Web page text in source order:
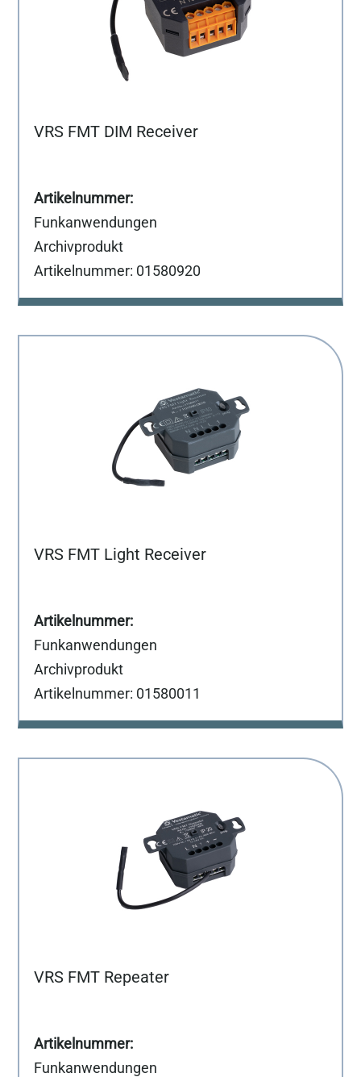
VRS FMT DIM Receiver
Funkanwendungen
Archivprodukt
Artikelnummer: 01580920
VRS FMT Light Receiver
Funkanwendungen
Archivprodukt
Artikelnummer: 01580011
VRS FMT Repeater
Funkanwendungen